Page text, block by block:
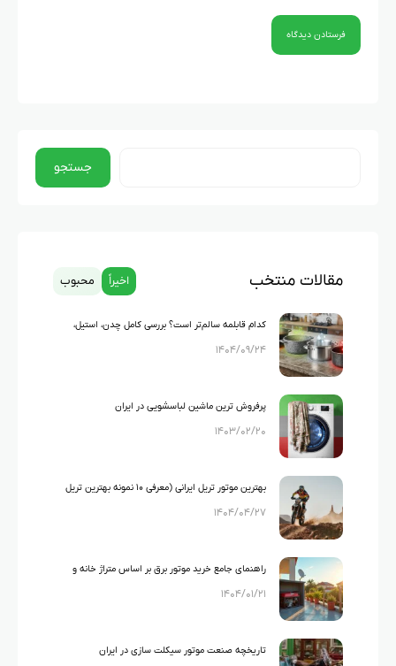
جستجو
مقالات منتخب اخیراً محبوب
کدام قابلمه سالم‌تر است؟ بررسی کامل چدن، استیل،
گرانیت و تفلون
۱۴۰۴/۰۹/۲۴
پرفروش ترین ماشین لباسشویی در ایران
۱۴۰۳/۰۲/۲۰
بهترین موتور تریل ایرانی (معرفی ۱۰ نمونه بهترین تریل
های ایرانی)
۱۴۰۴/۰۴/۲۷
راهنمای جامع خرید موتور برق بر اساس متراژ خانه و
لوازم خانگی
۱۴۰۴/۰۱/۲۱
تاریخچه صنعت موتور سیکلت سازی در ایران